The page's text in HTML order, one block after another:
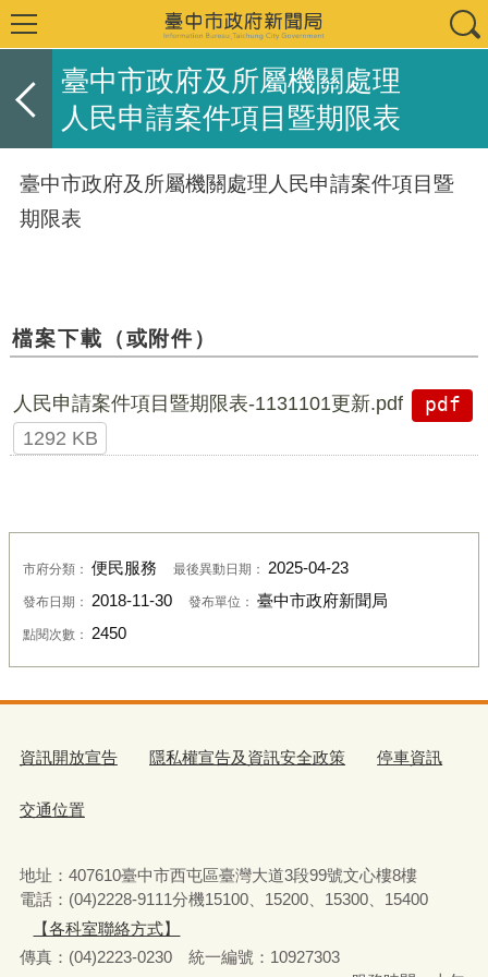
臺中市政府及所屬機關處理
人民申請案件項目暨期限表
臺中市政府及所屬機關處理人民申請案件項目暨
期限表
檔案下載（或附件）
人民申請案件項目暨期限表-1131101更新.pdf
pdf
1292 KB
市府分類： 便民服務 最後異動日期： 2025-04-23
發布日期： 2018-11-30 發布單位： 臺中市政府新聞局
點閱次數： 2450
資訊開放宣告 隱私權宣告及資訊安全政策 停車資訊
交通位置
地址：407610臺中市西屯區臺灣大道3段99號文心樓8樓
電話：(04)2228-9111分機15100、15200、15300、15400
【各科室聯絡方式】
傳真：(04)2223-0230 統一編號 ： 10927303